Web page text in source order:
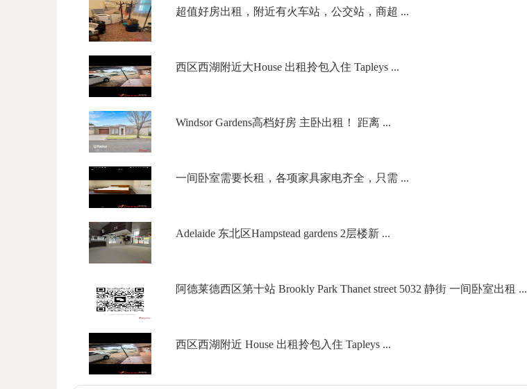
超值好房出租，附近有火车站，公交站，商超 ...
西区西湖附近大House 出租拎包入住 Tapleys ...
Windsor Gardens高档好房 主卧出租！ 距离 ...
一间卧室需要长租，各项家具家电齐全，只需 ...
Adelaide 东北区Hampstead gardens 2层楼新 ...
阿德莱德西区第十站 Brookly Park Thanet street 5032 静街 一间卧室出租 ...
西区西湖附近 House 出租拎包入住 Tapleys ...